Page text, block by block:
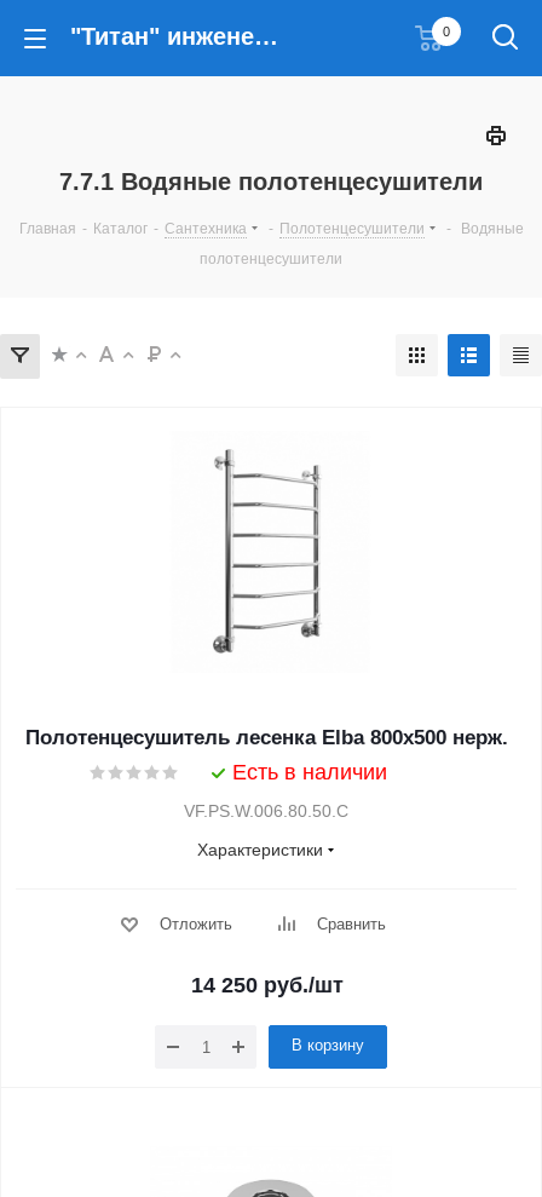
"Титан" инженерные решения 0
7.7.1 Водяные полотенцесушители
Главная - Каталог - Сантехника - Полотенцесушители -
Водяные
полотенцесушители
Полотенцесушитель лесенка Elba 800х500 нерж.
Есть в наличии
VF.PS.W.006.80.50.C
Характеристики
Отложить Сравнить
14 250руб./шт
В корзину